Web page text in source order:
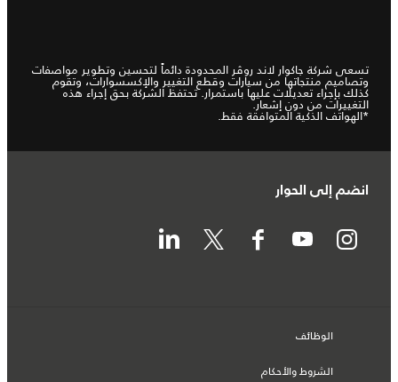
تسعى شركة جاكوار لاند روڤر المحدودة دائماً لتحسين وتطوير مواصفات
وتصاميم منتجاتها من سيارات وقطع التغيير والإكسسوارات، وتقوم
كذلك بإجراء تعديلات عليها باستمرار. تحتفظ الشركة بحق إجراء هذه
التغييرات من دون إشعار.
*الهواتف الذكية المتوافقة فقط.
انضم إلى الحوار
الوظائف
الشروط والأحكام